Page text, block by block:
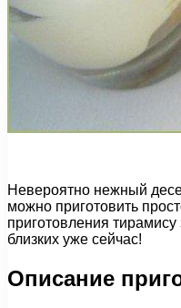
Невероятно нежный
можно приготовить
приготовления
близких уже сейчас!
Описание